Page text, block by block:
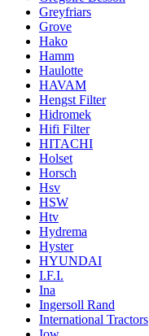
Greyfriars
Grove
Hako
Hamm
Haulotte
HAVAM
Hengst Filter
Hidromek
Hifi Filter
HITACHI
Holset
Horsch
Hsv
HSW
Htv
Hydrema
Hyster
HYUNDAI
I.F.I.
Ina
Ingersoll Rand
International Tractors